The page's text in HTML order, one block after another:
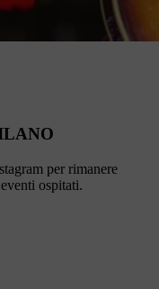
per rimanere
ospitati.